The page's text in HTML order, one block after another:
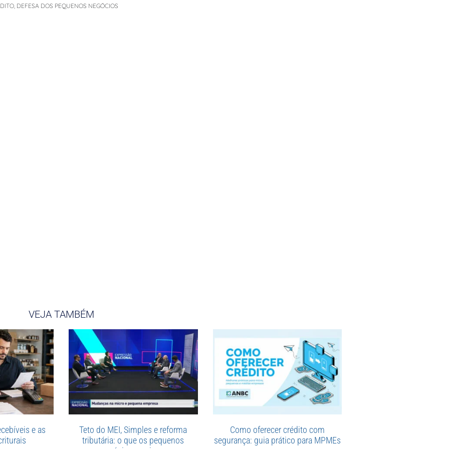
, DEFESA DOS PEQUENOS NEGÓCIOS
VEJA TAMBÉM
e as
Teto do MEI, Simples e reforma
tributária: o que os pequenos
Como oferecer crédito com
segurança: guia prático para MPMEs